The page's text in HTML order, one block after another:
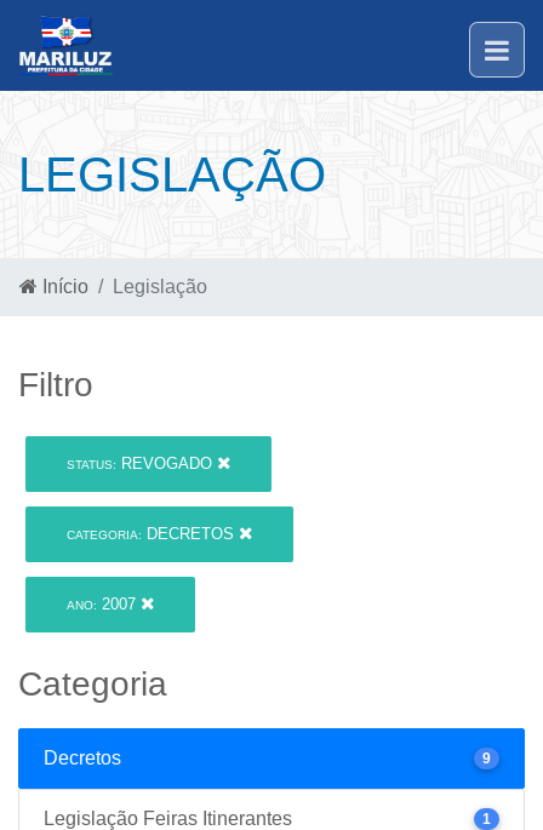
LEGISLAÇÃO
Início Legislação
Filtro
STATUS: REVOGADO
CATEGORIA: DECRETOS
ANO: 2007
Categoria
Decretos 9
Legislação Feiras Itinerantes 1